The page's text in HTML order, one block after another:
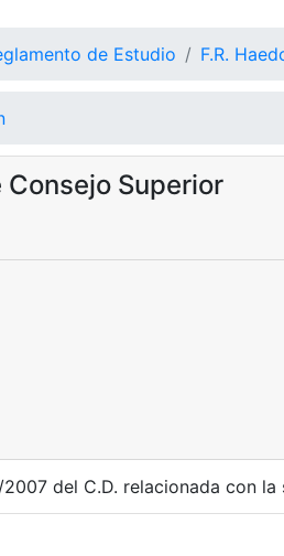
de Estudio F.R.
Superior
del C.D. relacionada con